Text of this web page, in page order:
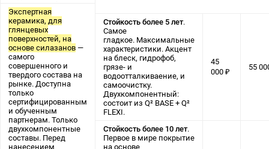
Экспертная
керамика, для
глянцевых
поверхностей, на
основе силазанов —
самого
совершенного и
твердого состава на
рынке. Доступна
только
сертифицированным
и обученным
партнерам. Только
двухкомпонентные
составы. Перед
нанесением
Стойкость более 5 лет.
Самое
гладкое. Максимальные
характеристики. Акцент
на блеск, гидрофоб,
грязе- и
водоотталкиваение, и
самоочистку.
Двухкомпонентный:
состоит из Q² BASE + Q²
FLEXI.
45
000 ₽
55
Стойкость более 10 лет.
Первое в мире покрытие
на основе